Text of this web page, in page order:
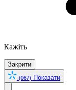
Кажіть
Закрити
(067) Показати